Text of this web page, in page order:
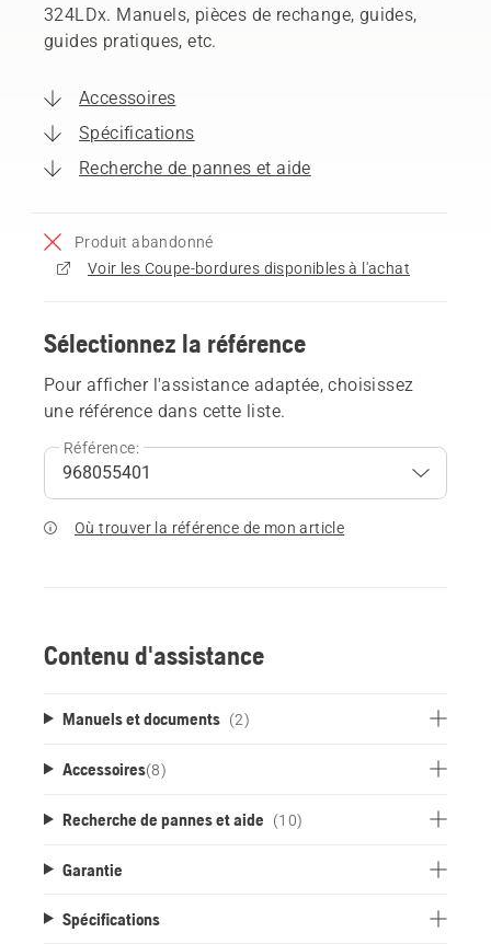
324LDx. Manuels, pièces de rechange, guides,
guides pratiques, etc.
Accessoires
Spécifications
Recherche de pannes et aide
Produit abandonné
Voir les Coupe-bordures disponibles à l'achat
Sélectionnez la référence
Pour afficher l'assistance adaptée, choisissez
une référence dans cette liste.
Référence:
Où trouver la référence de mon article
Contenu d'assistance
Manuels et documents (2)
Accessoires(8)
Recherche de pannes et aide (10)
Garantie
Spécifications